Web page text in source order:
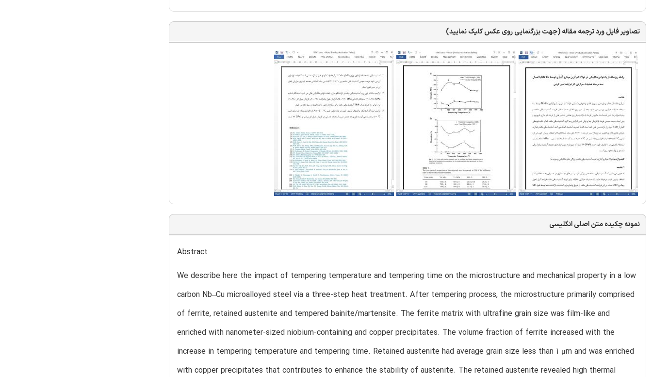
تصاویر فایل ورد ترجمه مقاله (جهت بزرگنمایی روی عکس کلیک نمایید)
نمونه چکیده متن اصلی انگلیسی
Abstract
We describe here the impact of tempering temperature and tempering time on the microstructure and mechanical property in a low
carbon Nb–Cu microalloyed steel via a three-step heat treatment. After tempering process, the microstructure primarily comprised
of ferrite, retained austenite and tempered bainite/martensite. The ferrite matrix with ultrafine grain size was film-like and
enriched with nanometer-sized niobium-containing and copper precipitates. The volume fraction of ferrite increased with the
increase in tempering temperature and tempering time. Retained austenite had average grain size less than 1 μm and was enriched
with copper precipitates that contributes to enhance the stability of austenite. The retained austenite revealed high thermal